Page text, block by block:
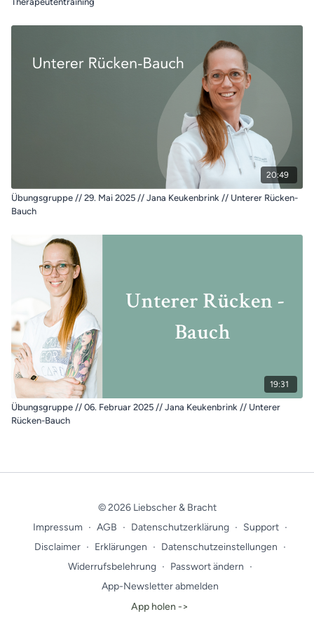
20:49
Übungsgruppe // 29. Mai 2025 // Jana Keukenbrink // Unterer Rücken-
Bauch
19:31
Übungsgruppe // 06. Februar 2025 // Jana Keukenbrink // Unterer
Rücken-Bauch
© 2026 Liebscher & Bracht
Impressum ∙ AGB ∙ Datenschutzerklärung ∙ Support ∙
Disclaimer ∙ Erklärungen ∙ Datenschutzeinstellungen ∙
Widerrufsbelehrung ∙ Passwort ändern ∙
App-Newsletter abmelden
App holen ->